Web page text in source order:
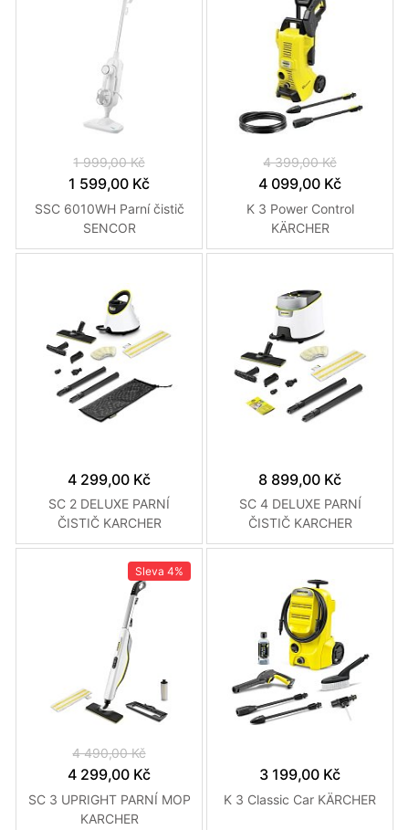
1 999,00 Kč
1 599,00 Kč
SSC 6010WH Parní čistič
SENCOR
4 399,00 Kč
4 099,00 Kč
K 3 Power Control
KÄRCHER
4 299,00 Kč
SC 2 DELUXE PARNÍ
ČISTIČ KARCHER
8 899,00 Kč
SC 4 DELUXE PARNÍ
ČISTIČ KARCHER
Sleva 4%
4 490,00 Kč
4 299,00 Kč
SC 3 UPRIGHT PARNÍ MOP
KARCHER
3 199,00 Kč
K 3 Classic Car KÄRCHER